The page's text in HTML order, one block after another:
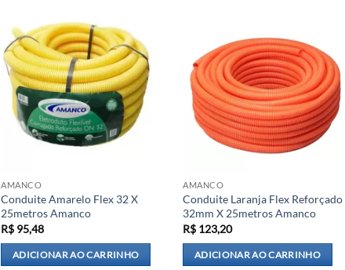
AMANCO
Conduite Amarelo Flex 32 X
25metros Amanco
R$ 95,48
ADICIONAR AO CARRINHO
AMANCO
Conduite Laranja Flex Reforçado
32mm X 25metros Amanco
R$ 123,20
ADICIONAR AO CARRINHO